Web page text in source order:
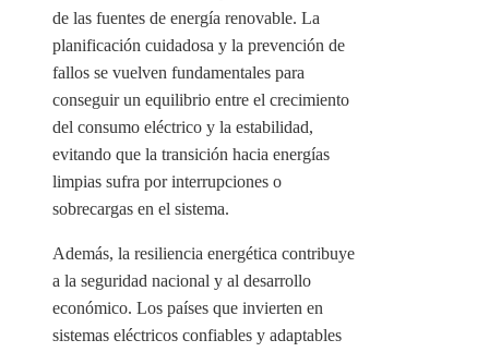
de las fuentes de energía renovable. La
planificación cuidadosa y la prevención de
fallos se vuelven fundamentales para
conseguir un equilibrio entre el crecimiento
del consumo eléctrico y la estabilidad,
evitando que la transición hacia energías
limpias sufra por interrupciones o
sobrecargas en el sistema.
Además, la resiliencia energética contribuye
a la seguridad nacional y al desarrollo
económico. Los países que invierten en
sistemas eléctricos confiables y adaptables